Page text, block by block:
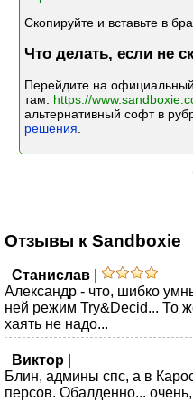
Скопируйте и вставьте в
Что делать, если не
Перейдите на
там: https://
альтернативный софт в
решения
Отзывы к Sandboxie
Станислав
Александр - что, шибко
ней режим Try&Decid... То
хаять не надо...
Виктор
Блин, админы спс, а в
персов. Обалденно...